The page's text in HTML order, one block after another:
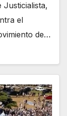
Justicialista,
el
de…